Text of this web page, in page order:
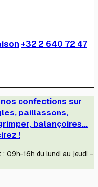
+32 2 640 72 47
confections sur
paillassons,
balançoires...
!
: 09h-16h du lundi au jeudi -